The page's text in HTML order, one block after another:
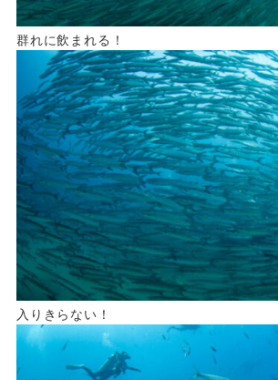
群れに飲まれる！
入りきらない！